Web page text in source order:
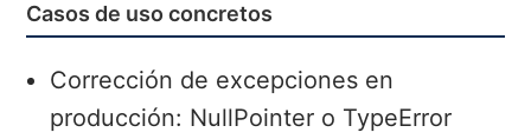
Casos de uso concretos
Corrección de excepciones en
producción: NullPointer o TypeError